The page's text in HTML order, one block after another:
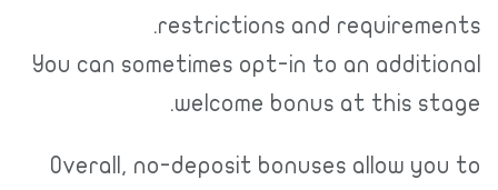
restrictions and requirements.
You can sometimes opt-in to an additional
welcome bonus at this stage.
Overall, no-deposit bonuses allow you to